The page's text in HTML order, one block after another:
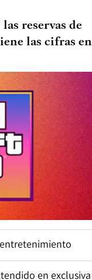
reservas de
las cifras en
en exclusiva